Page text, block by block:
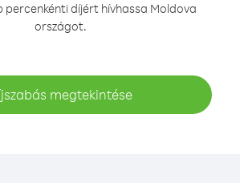
percenkénti díjért hívhassa Moldova
országot.
megtekintése